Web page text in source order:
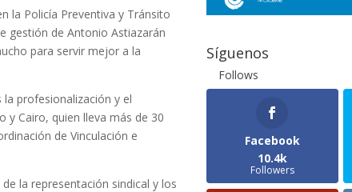
la Policía Preventiva y Tránsito
gestión de Antonio Astiazarán
para servir mejor a la
profesionalización y el
y Cairo, quien lleva más de 30
de Vinculación e
la representación sindical y los
Síguenos
Follows
Facebook
10.4k
Followers